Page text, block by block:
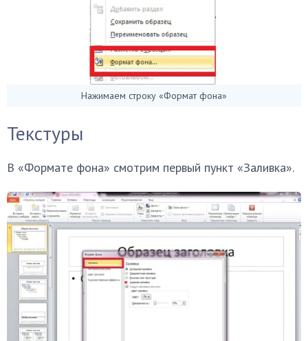
Нажимаем строку «Формат фона»
Текстуры​​​​​​​
​​​​В «Формате фона» смотрим первый пункт «Заливка».